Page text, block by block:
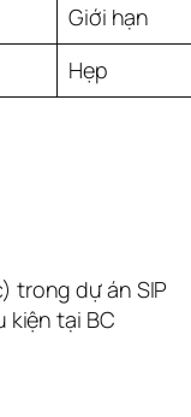
Giới hạn
Hẹp
trong dự án SIP
kiện tại BC